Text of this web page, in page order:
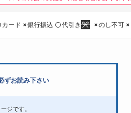
カード ×銀行振込 〇代引き ×のし不可 ×
ずお読み下さい
ジです。